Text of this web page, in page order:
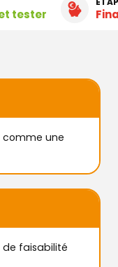
tester
comme une
faisabilité